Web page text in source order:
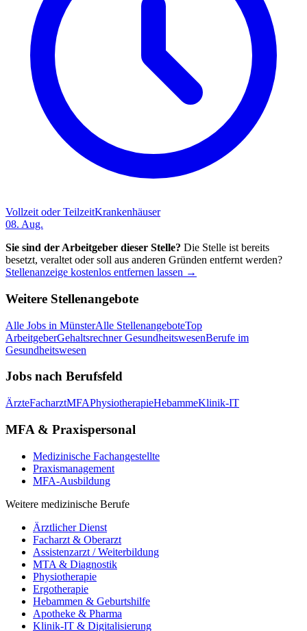
Vollzeit oder TeilzeitKrankenhäuser
08. Aug.
Sie sind der Arbeitgeber dieser Stelle? Die Stelle ist bereits
besetzt, veraltet oder soll aus anderen Gründen entfernt werden?
Stellenanzeige kostenlos entfernen lassen →
Weitere Stellenangebote
Alle Jobs in MünsterAlle StellenangeboteTop
ArbeitgeberGehaltsrechner GesundheitswesenBerufe im
Gesundheitswesen
Jobs nach Berufsfeld
ÄrzteFacharztMFAPhysiotherapieHebammeKlinik-IT
MFA & Praxispersonal
Medizinische Fachangestellte
Praxismanagement
MFA-Ausbildung
Weitere medizinische Berufe
Ärztlicher Dienst
Facharzt & Oberarzt
Assistenzarzt / Weiterbildung
MTA & Diagnostik
Physiotherapie
Ergotherapie
Hebammen & Geburtshilfe
Apotheke & Pharma
Klinik-IT & Digitalisierung